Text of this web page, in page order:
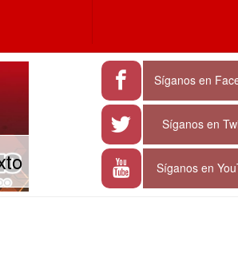
characters for results.
Síganos en
Síganos en
Síganos en